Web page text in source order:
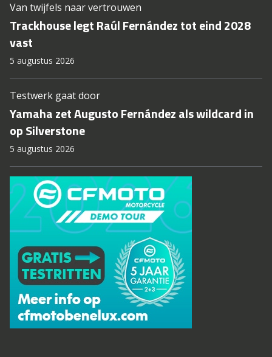
Van twijfels naar vertrouwen
Trackhouse legt Raúl Fernández tot eind 2028
vast
5 augustus 2026
Testwerk gaat door
Yamaha zet Augusto Fernández als wildcard in
op Silverstone
5 augustus 2026